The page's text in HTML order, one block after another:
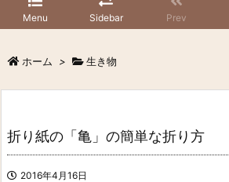
Menu Sidebar Prev
ホーム > 生き物
折り紙の「亀」の簡単な折り方
2016年4月16日